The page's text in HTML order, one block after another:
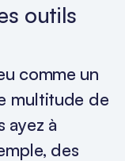
outils
comme un
multitude de
ayez à
des